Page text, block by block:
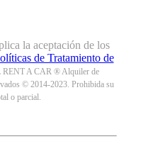
la aceptación de los
de Tratamiento de
A CAR ® Alquiler de
© 2014-2023. Prohibida su
o parcial.